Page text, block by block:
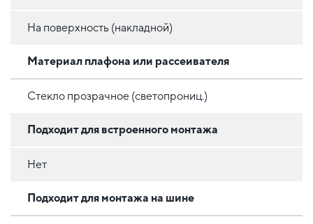
На поверхность (накладной)
Материал плафона или рассеивателя
Стекло прозрачное (светопрониц.)
Подходит для встроенного монтажа
Нет
Подходит для монтажа на шине